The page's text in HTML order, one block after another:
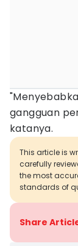
gangguan
katanya.
This article is
carefully
the most
standards of
Share